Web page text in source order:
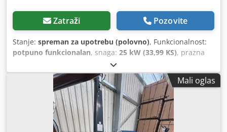
Zatraži Pozovite
Stanje: spreman za upotrebu (polovno), Funkcionalnost:
potpuno funkcionalan, snaga: 25 kW (33,99 KS), prazna
, Godina izgradnje:
Mali oglas